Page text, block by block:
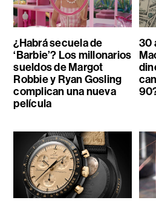
¿Habrá secuela de
‘Barbie’? Los millonarios
sueldos de Margot
Robbie y Ryan Gosling
complican una nueva
película
30